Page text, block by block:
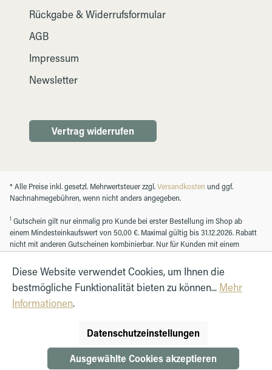
Rückgabe & Widerrufsformular
AGB
Impressum
Newsletter
Vertrag widerrufen
* Alle Preise inkl. gesetzl. Mehrwertsteuer zzgl.Versandkosten und ggf.
Nachnahmegebühren, wenn nicht anders angegeben.
1 Gutschein gilt nur einmalig pro Kunde bei erster Bestellung im Shop ab
einem Mindesteinkaufswert von 50,00 €. Maximal gültig bis 31.12.2026. Rabatt
nicht mit anderen Gutscheinen kombinierbar. Nur für Kunden mit einem
Diese Website verwendet Cookies, um Ihnen die
bestmögliche Funktionalität bieten zu können... Mehr
Informationen.
Datenschutzeinstellungen
Ausgewählte Cookies akzeptieren